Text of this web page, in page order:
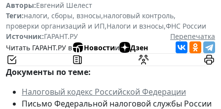
Авторы:Евгений Шелест
Теги:налоги, сборы, взносы,налоговый контроль,
проверки организаций и ИП,Налоги и взносы,ФНС России
Источник:ГАРАНТ.РУ
Перепечатка
Читать ГАРАНТ.РУ в
Новостии Дзен
Документы по теме:
Налоговый кодекс Российской Федерации
Письмо Федеральной налоговой службы России